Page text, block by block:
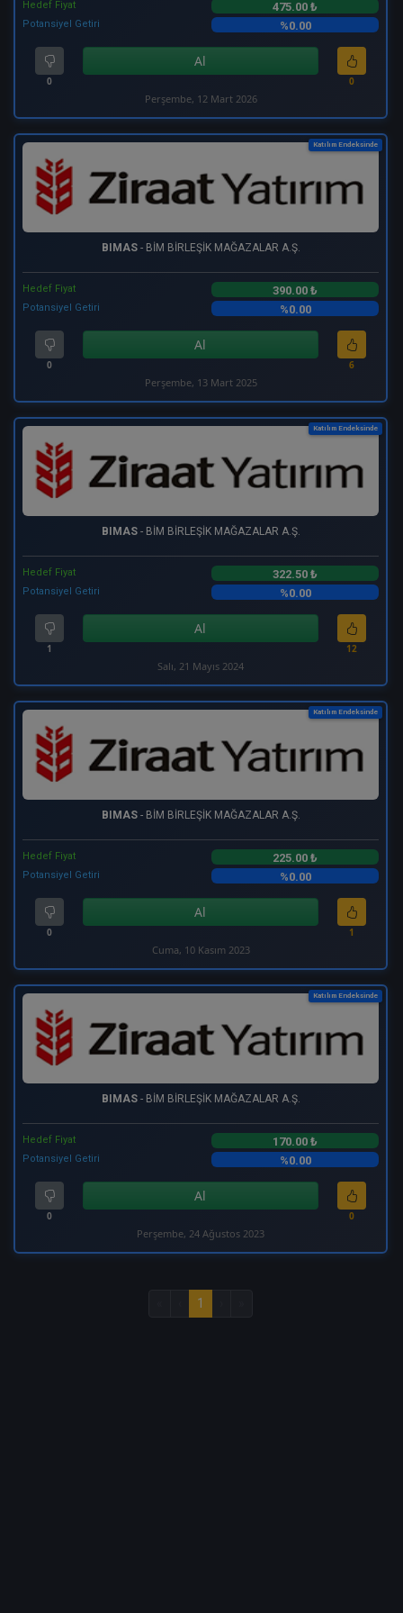
Hedef Fiyat 475.00 ₺
Potansiyel Getiri %0.00
0
Al
0
Perşembe, 12 Mart 2026
Katılım Endeksinde
BIMAS- BİM BİRLEŞİK MAĞAZALAR A.Ş.
Hedef Fiyat 390.00 ₺
Potansiyel Getiri %0.00
0
Al
6
Perşembe, 13 Mart 2025
Katılım Endeksinde
BIMAS- BİM BİRLEŞİK MAĞAZALAR A.Ş.
Hedef Fiyat 322.50 ₺
Potansiyel Getiri %0.00
1
Al
12
Salı, 21 Mayıs 2024
Katılım Endeksinde
BIMAS- BİM BİRLEŞİK MAĞAZALAR A.Ş.
Hedef Fiyat 225.00 ₺
Potansiyel Getiri %0.00
0
Al
1
Cuma, 10 Kasım 2023
Katılım Endeksinde
BIMAS- BİM BİRLEŞİK MAĞAZALAR A.Ş.
Hedef Fiyat 170.00 ₺
Potansiyel Getiri %0.00
0
Al
0
Perşembe, 24 Ağustos 2023
1